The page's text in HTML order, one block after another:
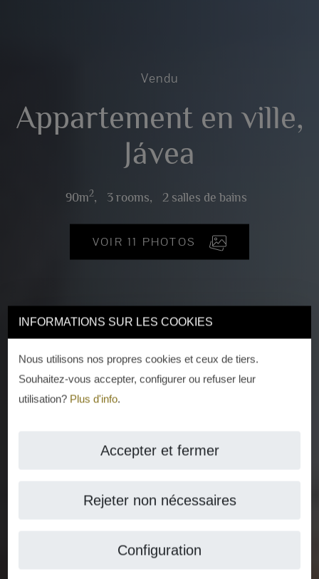
INFORMATIONS SUR LES COOKIES
Nous utilisons nos propres cookies et ceux de tiers.
Souhaitez-vous accepter, configurer ou refuser leur
utilisation? Plus d'info.
Accepter et fermer
Rejeter non nécessaires
Configuration
Vendu
Appartement en ville,
Jávea
90m2, 3 rooms, 2 salles de bains
VOIR 11 PHOTOS